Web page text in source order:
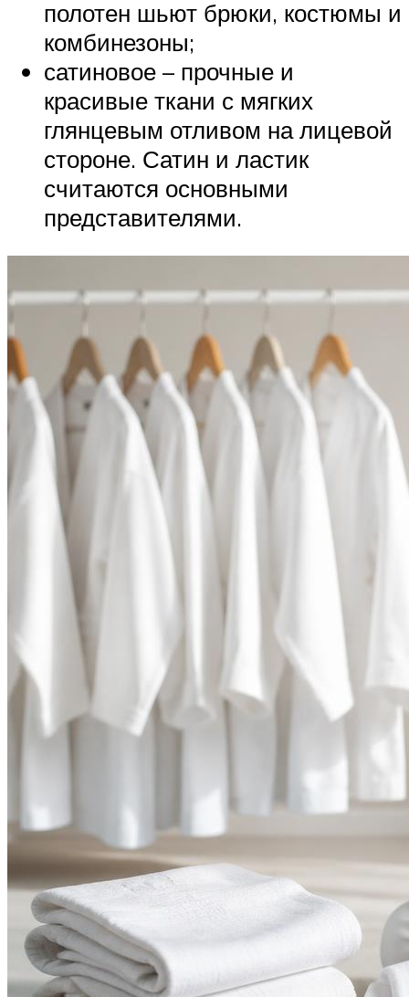
полотен шьют брюки, костюмы и
комбинезоны;
сатиновое – прочные и
красивые ткани с мягких
глянцевым отливом на лицевой
стороне. Сатин и ластик
считаются основными
представителями.